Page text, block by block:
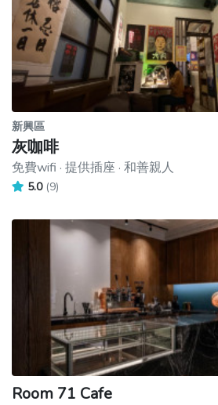
新興區
灰咖啡
免費wifi · 提供插座 · 和善親人
5.0 (9)
Room 71 Cafe